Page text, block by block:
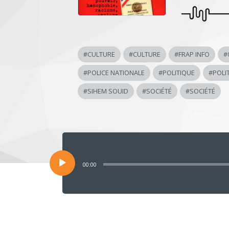
#CULTURE #CULTURE #FRAP INFO #
#POLICE NATIONALE #POLITIQUE #
#SIHEM SOUID #SOCIÉTÉ #SOCIÉTÉ
Lecteur
00:00